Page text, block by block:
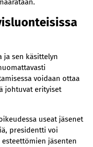
ja sen käsittelyn
voidaan ottaa
johtuvat erityiset
useat jäsenet
presidentti voi
jäsenten